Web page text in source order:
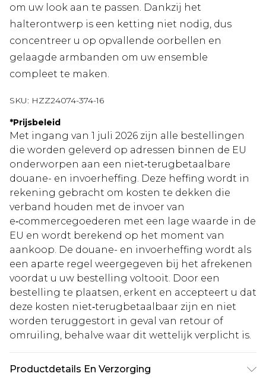
om uw look aan te passen. Dankzij het
halterontwerp is een ketting niet nodig, dus
concentreer u op opvallende oorbellen en
gelaagde armbanden om uw ensemble
compleet te maken.
SKU: HZZ24074-374-16
*Prijsbeleid
Met ingang van 1 juli 2026 zijn alle bestellingen
die worden geleverd op adressen binnen de EU
onderworpen aan een niet‑terugbetaalbare
douane- en invoerheffing. Deze heffing wordt in
rekening gebracht om kosten te dekken die
verband houden met de invoer van
e‑commercegoederen met een lage waarde in de
EU en wordt berekend op het moment van
aankoop. De douane- en invoerheffing wordt als
een aparte regel weergegeven bij het afrekenen
voordat u uw bestelling voltooit. Door een
bestelling te plaatsen, erkent en accepteert u dat
deze kosten niet‑terugbetaalbaar zijn en niet
worden teruggestort in geval van retour of
omruiling, behalve waar dit wettelijk verplicht is.
Productdetails En Verzorging